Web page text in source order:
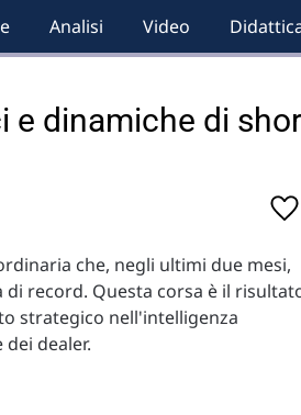
Analisi Video
e dinamiche di
che, negli ultimi due mesi,
record. Questa corsa è il
strategico nell'intelligenza
dealer.